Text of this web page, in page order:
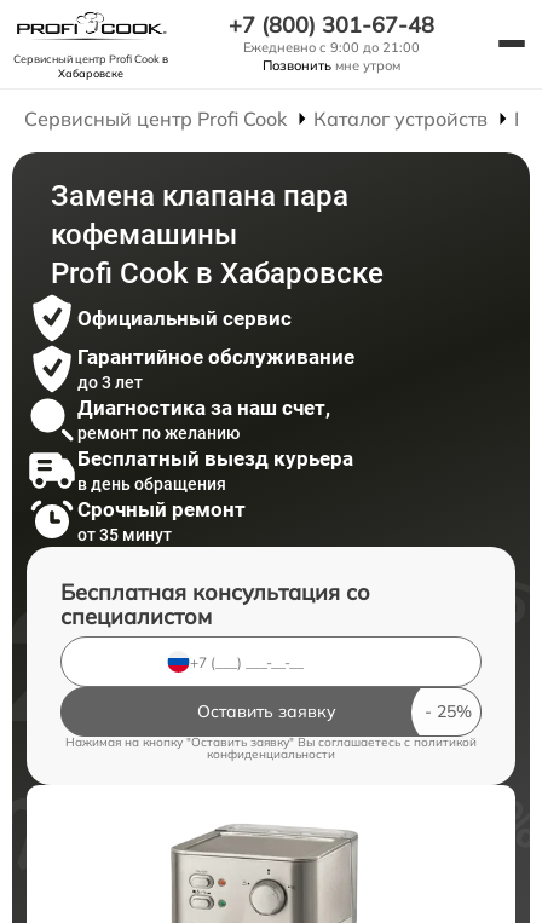
Сервисный центр Profi Cookв
Хабаровске
+7 (800) 301-67-48
Ежедневно с 9:00 до 21:00
Позвонить мне утром
Сервисный центр Profi Cook Каталог устройств
Замена клапана пара
кофемашины
Profi Cook в Хабаровске
Официальный сервис
Гарантийное обслуживание
до 3 лет
Диагностика за наш счет,
ремонт по желанию
Бесплатный выезд курьера
в день обращения
Срочный ремонт
от 35 минут
Бесплатная консультация со
специалистом
Оставить заявку
Нажимая на кнопку "Оставить заявку" Вы соглашаетесь c политикой
конфиденциальности